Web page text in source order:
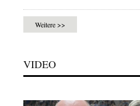
Weitere >>
VIDEO